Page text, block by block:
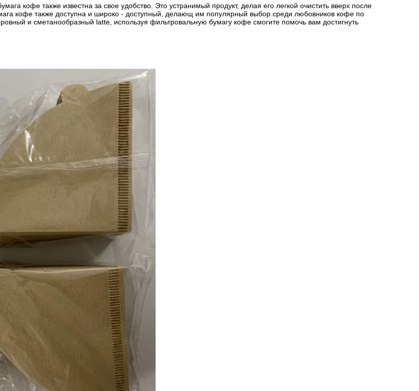
кофе также известна за свое удобство. Это устранимый продукт, делая его легкой очистить вверх после
кофе также доступна и широко - доступный, делающ им популярный выбор среди любовников кофе по
и сметанообразный latte, используя фильтровальную бумагу кофе смогите помочь вам достигнуть